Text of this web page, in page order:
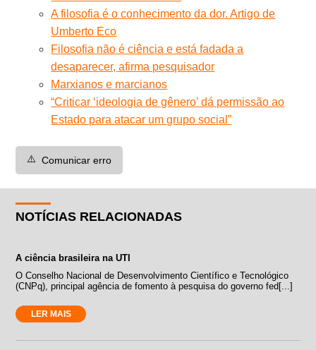
A filosofia é o conhecimento da dor. Artigo de
Umberto Eco
Filosofia não é ciência e está fadada a
desaparecer, afirma pesquisador
Marxianos e marcianos
“Criticar ‘ideologia de gênero’ dá permissão ao
Estado para atacar um grupo social”
⚠️ Comunicar erro
NOTÍCIAS RELACIONADAS
A ciência brasileira na UTI
O Conselho Nacional de Desenvolvimento Científico e Tecnológico
(CNPq), principal agência de fomento à pesquisa do governo fed[...]
LER MAIS